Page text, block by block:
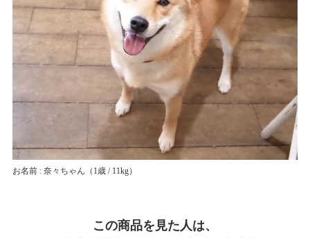
お名前 : 奈々ちゃん （1歳 / 11kg）
この商品を見た人は、